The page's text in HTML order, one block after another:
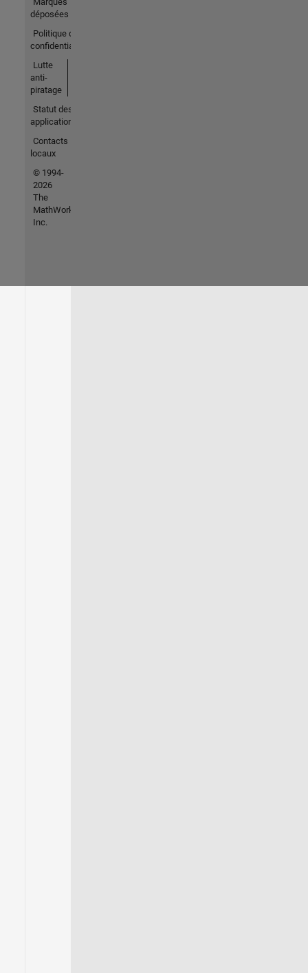
déposées
Politique de
confidentialité
Lutte
anti-
piratage
Statut des
applications
Contacts
locaux
© 1994-
2026
The
MathWorks,
Inc.